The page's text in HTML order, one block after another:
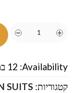
Availability: 12 במלאי
קטגוריות: